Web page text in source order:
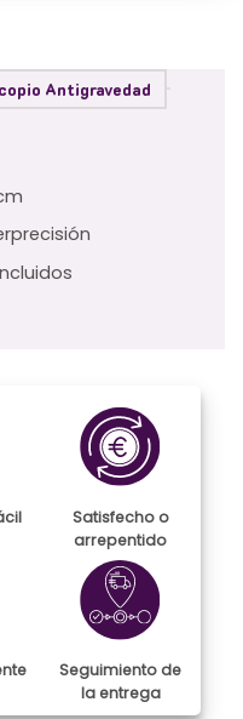
Antigravedad
Satisfecho o
arrepentido
Seguimiento de
la entrega